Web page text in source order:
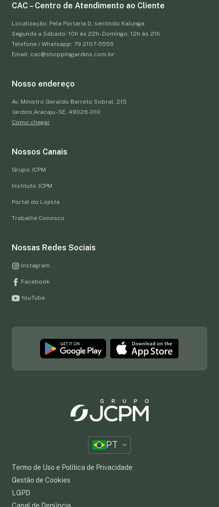
CAC – Centro de Atendimento ao Cliente
Localização: Pela Portaria D, sentindo Kalunga.
Segunda a Sábado: 10h às 22h - Domingo: 12h às 21h
Telefone / Whatsapp: 79 2107-5555
Email: cac@shoppingjardins.com.br
Nosso endereço
Av. Ministro Geraldo Barreto Sobral, 215
Jardins,Aracaju - SE, 49026-010
Como chegar
Nossos Canais
Grupo JCPM
Instituto JCPM
Portal do Lojista
Trabalhe Conosco
Nossas Redes Sociais
Instagram
Facebook
YouTube
PT
Termo de Uso e Política de Privacidade
Gestão de Cookies
LGPD
Canal de Denúncia